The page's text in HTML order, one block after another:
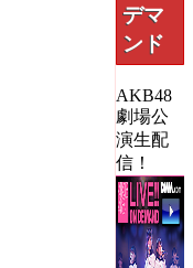
デマ
ンド
AKB48
劇場公
演生配
信！